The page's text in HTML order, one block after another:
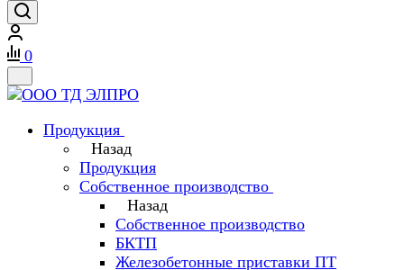
0
Продукция
Назад
Продукция
Собственное производство
Назад
Собственное производство
БКТП
Железобетонные приставки ПТ